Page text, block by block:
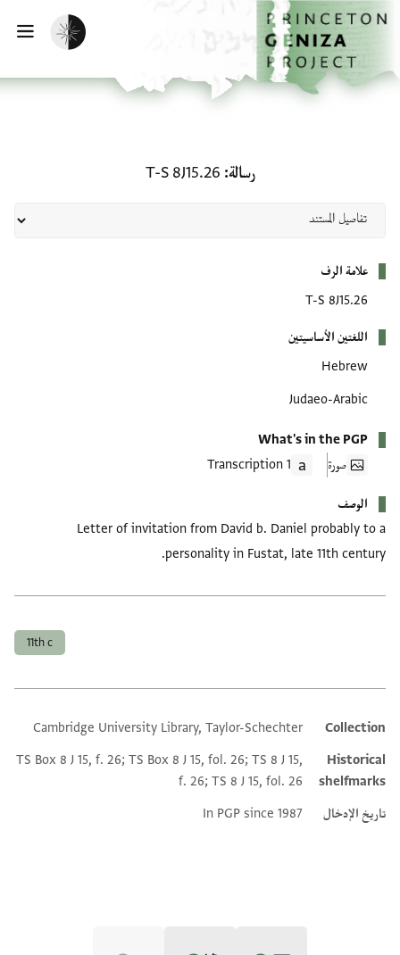
إلى المحتوى الرئيسي
الرئيسية
تفعيل الوضع المظلم
رسالة T-S 8J15.26
علامة الرف
T-S 8J15.26
اللغتين الأساسيتين
Hebrew
Judaeo-Arabic
What's in the PGP
صورة
1 Transcription
الوصف
Letter of invitation from David b. Daniel probably to a
personality in Fustat, late 11th century.
11th c
Additional metadata
Collection
Cambridge University Library, Taylor-Schechter
Historical
shelfmarks
TS Box 8 J 15, f. 26; TS Box 8 J 15, fol. 26; TS 8 J 15,
f. 26; TS 8 J 15, fol. 26
تاريخ الإدخال
In PGP since 1987